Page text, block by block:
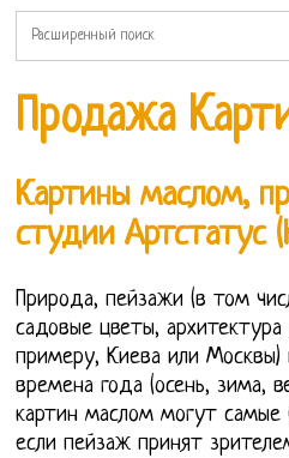
Продажа
Картины маслом,
студии Артстатус
Природа, пейзажи (в том
садовые цветы,
примеру, Киева или
времена года (осень, зима,
картин маслом могут самые
если пейзаж принят